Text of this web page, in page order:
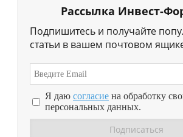
Рассылка Инвест-
Подпишитесь и получайте
статьи в вашем почтовом
Я даю согласие на обработку
персональных данных.